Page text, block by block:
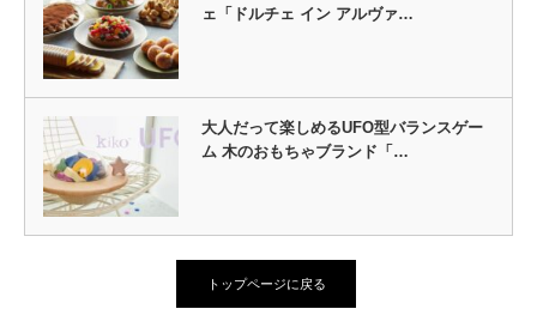
ェ「ドルチェ イン アルヴァ…
大人だって楽しめるUFO型バランスゲー
ム 木のおもちゃブランド「…
トップページに戻る